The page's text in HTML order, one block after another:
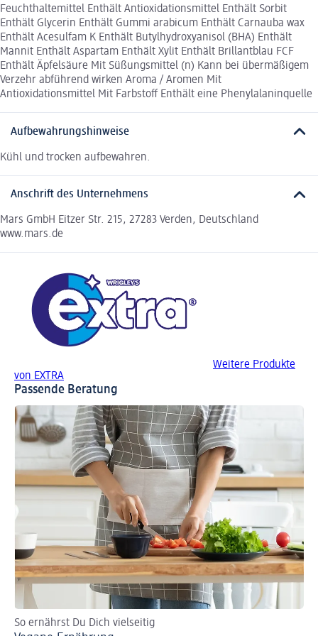
Feuchthaltemittel Enthält Antioxidationsmittel Enthält Sorbit
Enthält Glycerin Enthält Gummi arabicum Enthält Carnauba wax
Enthält Acesulfam K Enthält Butylhydroxyanisol (BHA) Enthält
Mannit Enthält Aspartam Enthält Xylit Enthält Brillantblau FCF
Enthält Äpfelsäure Mit Süßungsmittel (n) Kann bei übermäßigem
Verzehr abführend wirken Aroma / Aromen Mit
Antioxidationsmittel Mit Farbstoff Enthält eine Phenylalaninquelle
Aufbewahrungshinweise
Kühl und trocken aufbewahren.
Anschrift des Unternehmens
Mars GmbH Eitzer Str. 215, 27283 Verden, Deutschland
www.mars.de
Weitere Produkte
von EXTRA
Passende Beratung
So ernährst Du Dich vielseitig